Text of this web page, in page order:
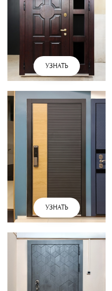
УЗНАТЬ
УЗНАТЬ